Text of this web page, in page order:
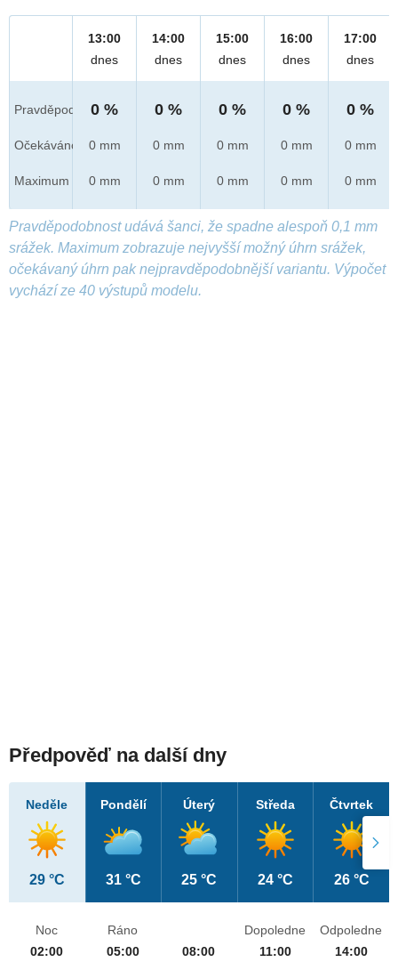
Pravděpod.
Očekáváno
Maximum
13:00
dnes
0 %
0 mm
0 mm
14:00
dnes
0 %
0 mm
0 mm
15:00
dnes
0 %
0 mm
0 mm
16:00
dnes
0 %
0 mm
0 mm
17:00
dnes
0 %
0 mm
0 mm
Pravděpodobnost udává šanci, že spadne alespoň 0,1 mm
srážek. Maximum zobrazuje nejvyšší možný úhrn srážek,
očekávaný úhrn pak nejpravděpodobnější variantu. Výpočet
vychází ze 40 výstupů modelu.
Předpověď na další dny
Neděle
29 °C
Pondělí
31 °C
Úterý
25 °C
Středa
24 °C
Čtvrtek
26 °C
Noc
02:00
Ráno
05:00
08:00
Dopoledne
11:00
Odpoledne
14:00